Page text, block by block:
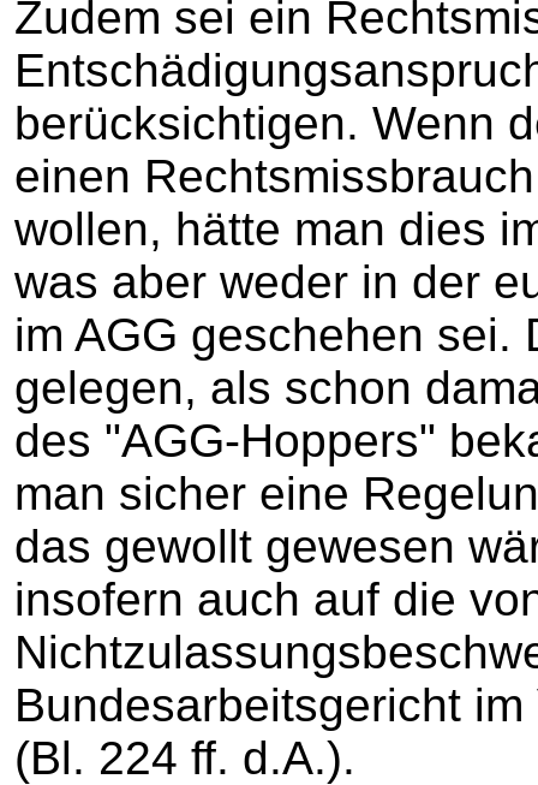
Zudem sei ein
berücksichtigen. Wenn
einen
wollen, hätte man dies
was aber weder in der
im AGG geschehen sei.
gelegen, als schon
des "AGG-Hoppers"
man sicher eine
das gewollt gewesen
insofern auch auf die
Bundesarbeitsgericht
(Bl. 224 ff. d.A.).